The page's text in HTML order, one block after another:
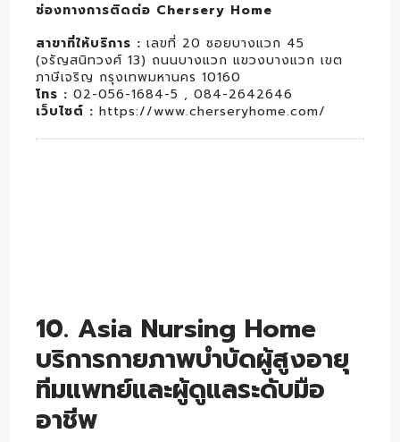
ช่องทางการติดต่อ Chersery Home
สาขาที่ให้บริการ : เลขที่ 20 ซอยบางแวก 45
(จรัญสนิทวงศ์ 13) ถนนบางแวก แขวงบางแวก เขต
ภาษีเจริญ กรุงเทพมหานคร 10160
โทร : 02-056-1684-5 , 084-2642646
เว็บไซต์ : https://www.cherseryhome.com/
10. Asia Nursing Home
บริการกายภาพบำบัดผู้สูงอายุ
ทีมแพทย์และผู้ดูแลระดับมือ
อาชีพ